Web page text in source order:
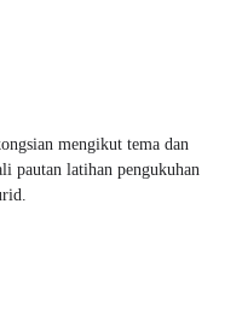
mengikut tema dan
pautan latihan pengukuhan